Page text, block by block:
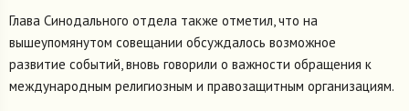
Глава Синодального отдела также отметил, что на
вышеупомянутом совещании обсуждалось возможное
развитие событий, вновь говорили о важности обращения к
международным религиозным и правозащитным организациям.